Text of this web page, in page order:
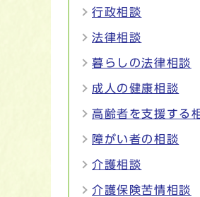
行政相談
法律相談
暮らしの法律相談
成人の健康相談
高齢者を支援する
障がい者の相談
介護相談
介護保険苦情相談